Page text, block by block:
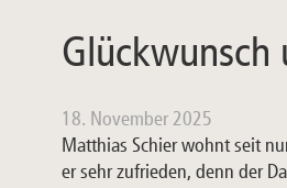
Glückwunsch
18. November 2025
Matthias Schier wohnt seit
er sehr zufrieden, denn der